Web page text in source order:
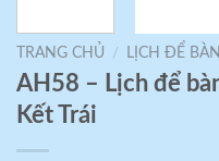
TRANG CHỦ / LỊCH ĐỂ BÀN
AH58 – Lịch để
Kết Trái